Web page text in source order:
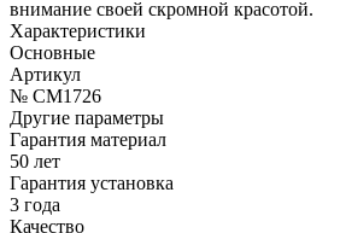
внимание своей скромной красотой.
Характеристики
Основные
Артикул
№ CM1726
Другие параметры
Гарантия материал
50 лет
Гарантия установка
3 года
Качество